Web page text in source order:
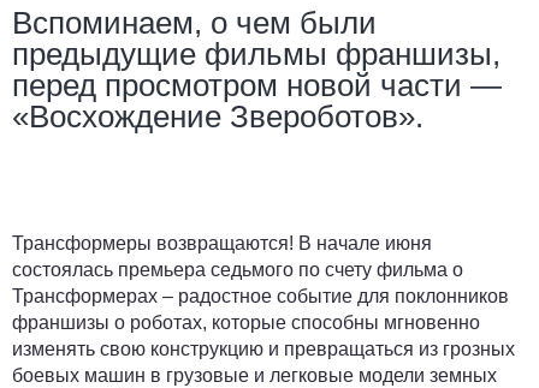
Вспоминаем, о чем были
предыдущие фильмы франшизы,
перед просмотром новой части —
«Восхождение Звероботов».
Трансформеры возвращаются! В начале июня
состоялась премьера седьмого по счету фильма о
Трансформерах – радостное событие для поклонников
франшизы о роботах, которые способны мгновенно
изменять свою конструкцию и превращаться из грозных
боевых машин в грузовые и легковые модели земных